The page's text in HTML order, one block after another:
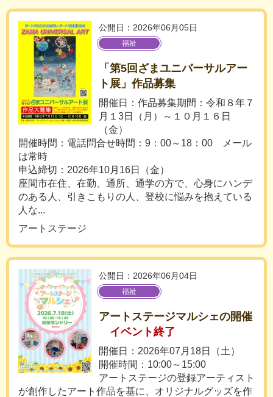
公開日：2026年06月05日
福祉
「第5回ざまユニバーサルアー
ト展」作品募集
開催日：作品募集期間：令和８年７
月１3日（月）～１０月１６日
（金）
開催時間：電話問合せ時間：9：00～18：00 メール
は常時
申込締切：2026年10月16日（金）
座間市在住、在勤、通所、通学の方で、心身にハンデ
のある人、引きこもりの人、登校に悩みを抱えている
人な...
アートステージ
公開日：2026年06月04日
福祉
アートステージマルシェの開催
イベント終了
開催日：2026年07月18日（土）
開催時間：10:00～15:00
アートステージの登録アーティスト
が創作したアート作品を基に、オリジナルグッズを作